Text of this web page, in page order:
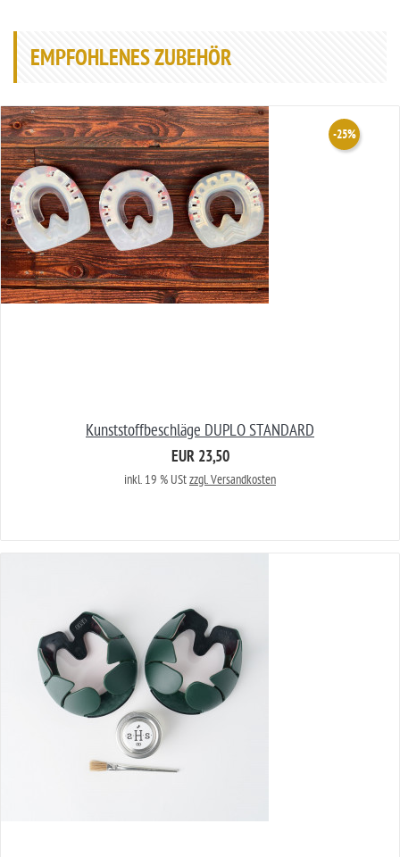
EMPFOHLENES ZUBEHÖR
Kunststoffbeschläge DUPLO STANDARD
EUR 23,50
inkl. 19 % UStzzgl. Versandkosten
-25%